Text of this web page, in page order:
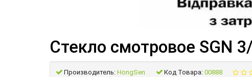
Стекло смотровое SGN
Производитель: HongSen Код Товара: 00888